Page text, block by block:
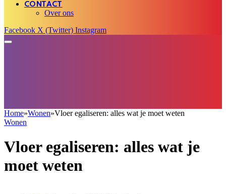
CONTACT
Over ons
Facebook X (Twitter) Instagram
Home»Wonen»Vloer egaliseren: alles wat je moet weten
Wonen
Vloer egaliseren: alles wat je
moet weten